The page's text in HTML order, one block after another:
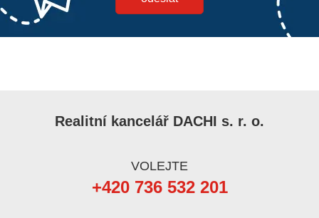
Realitní kancelář DACHI s. r. o.
VOLEJTE
+420 736 532 201